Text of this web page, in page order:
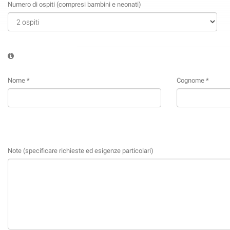
Numero di ospiti (compresi bambini e neonati)
Nome * Cognome *
Note (specificare richieste ed esigenze particolari)